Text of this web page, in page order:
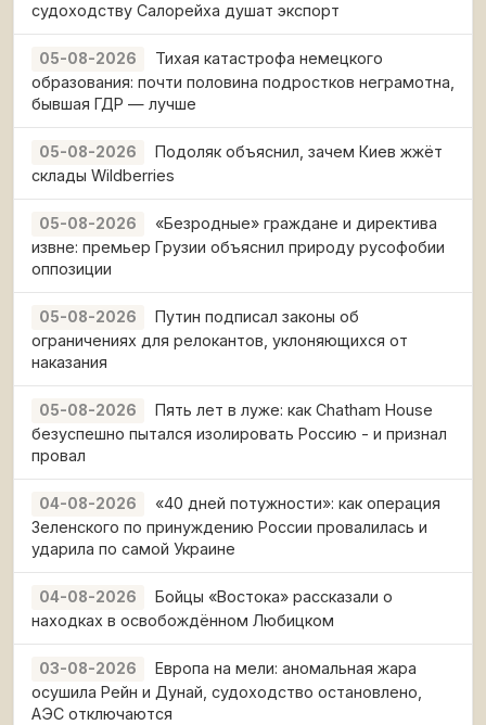
судоходству Салорейха душат экспорт
05-08-2026
Тихая катастрофа немецкого
образования: почти половина подростков неграмотна,
бывшая ГДР — лучше
05-08-2026
Подоляк объяснил, зачем Киев жжёт
склады Wildberries
05-08-2026
«Безродные» граждане и директива
извне: премьер Грузии объяснил природу русофобии
оппозиции
05-08-2026
Путин подписал законы об
ограничениях для релокантов, уклоняющихся от
наказания
05-08-2026
Пять лет в луже: как Chatham House
безуспешно пытался изолировать Россию - и признал
провал
04-08-2026
«40 дней потужности»: как операция
Зеленского по принуждению России провалилась и
ударила по самой Украине
04-08-2026
Бойцы «Востока» рассказали о
находках в освобождённом Любицком
03-08-2026
Европа на мели: аномальная жара
осушила Рейн и Дунай, судоходство остановлено,
АЭС отключаются